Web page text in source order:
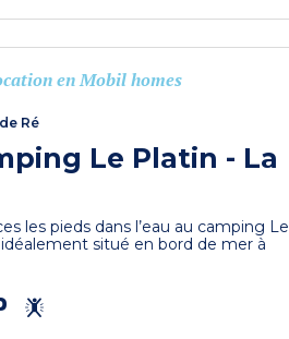
en Mobil homes
Ré
Le Platin - La
les pieds dans l’eau au camping Le
situé en bord de mer à